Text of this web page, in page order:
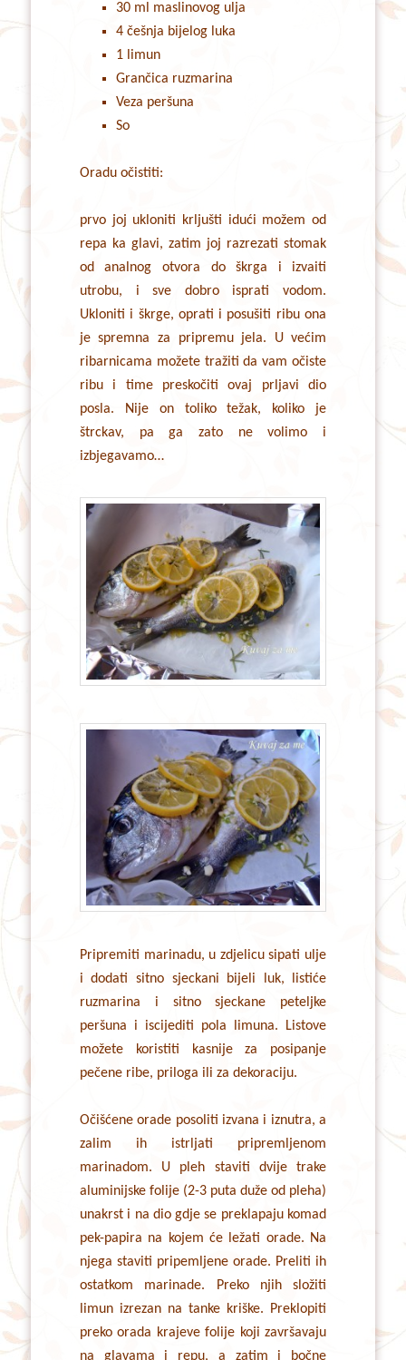
30 ml maslinovog ulja
4 češnja bijelog luka
1 limun
Grančica ruzmarina
Veza peršuna
So
Oradu očistiti:
prvo joj ukloniti krljušti idući možem od
repa ka glavi, zatim joj razrezati stomak
od analnog otvora do škrga i izvaiti
utrobu, i sve dobro isprati vodom.
Ukloniti i škrge, oprati i posušiti ribu ona
je spremna za pripremu jela. U većim
ribarnicama možete tražiti da vam očiste
ribu i time preskočiti ovaj prljavi dio
posla. Nije on toliko težak, koliko je
štrckav, pa ga zato ne volimo i
izbjegavamo…
Pripremiti marinadu, u zdjelicu sipati ulje
i dodati sitno sjeckani bijeli luk, listiće
ruzmarina i sitno sjeckane peteljke
peršuna i iscijediti pola limuna. Listove
možete koristiti kasnije za posipanje
pečene ribe, priloga ili za dekoraciju.
Očišćene orade posoliti izvana i iznutra, a
zalim ih istrljati pripremljenom
marinadom. U pleh staviti dvije trake
aluminijske folije (2-3 puta duže od pleha)
unakrst i na dio gdje se preklapaju komad
pek-papira na kojem će ležati orade. Na
njega staviti pripemljene orade. Preliti ih
ostatkom marinade. Preko njih složiti
limun izrezan na tanke kriške. Preklopiti
preko orada krajeve folije koji završavaju
na glavama i repu, a zatim i bočne